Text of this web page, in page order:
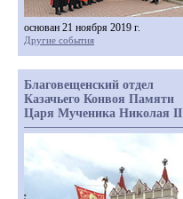
основан 21 ноября 2019 г.
Другие события
Благовещенский отдел
Казачьего Конвоя Памяти
Царя Мученика Николая II